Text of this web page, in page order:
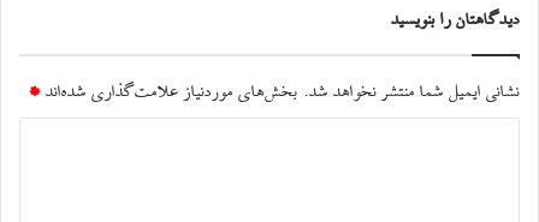
دیدگاهتان را بنویسید
نشانی ایمیل شما منتشر نخواهد شد. بخش‌های موردنیاز علامت‌گذاری شده‌اند *